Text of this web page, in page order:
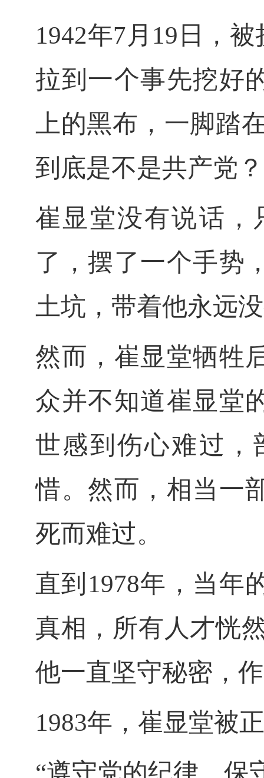
1942年7月19日，
拉到一个事先挖好
上的黑布，一脚踏
到底是不是共产党
崔显堂没有说话，
了，摆了一个手势
土坑，带着他永远
然而，崔显堂牺牲
众并不知道崔显堂
世感到伤心难过，
惜。然而，相当一
死而难过。
直到 1978年，当年
真相，所有人才恍
他一直坚守秘密，
1983年，崔显堂被
“遵守党的纪律，保